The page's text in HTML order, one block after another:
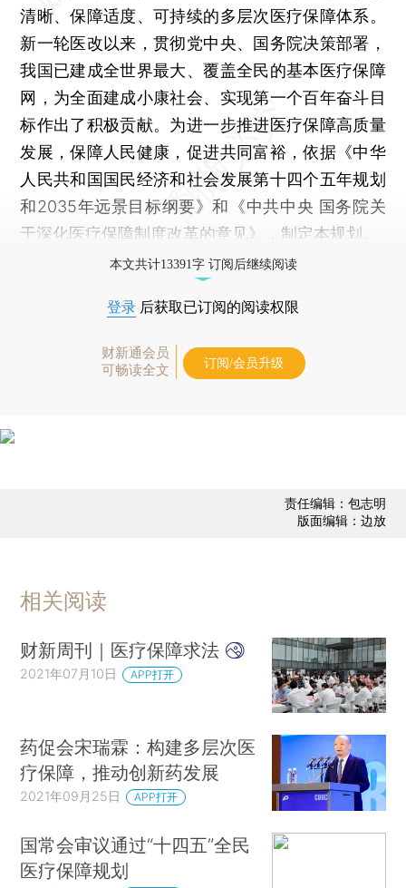
清晰、保障适度、可持续的多层次医疗保障体系。
新一轮医改以来，贯彻党中央、国务院决策部署，
我国已建成全世界最大、覆盖全民的基本医疗保障
网，为全面建成小康社会、实现第一个百年奋斗目
标作出了积极贡献。为进一步推进医疗保障高质量
发展，保障人民健康，促进共同富裕，依据《中华
人民共和国国民经济和社会发展第十四个五年规划
和2035年远景目标纲要》和《中共中央 国务院关
于深化医疗保障制度改革的意见》，制定本规划。
本文共计13391字 订阅后继续阅读
登录 后获取已订阅的阅读权限
财新通会员
可畅读全文
订阅/会员升级
责任编辑：包志明
版面编辑：边放
相关阅读
财新周刊｜医疗保障求法
2021年07月10日 APP打开
药促会宋瑞霖：构建多层次医
疗保障，推动创新药发展
2021年09月25日 APP打开
国常会审议通过“十四五”全民
医疗保障规划